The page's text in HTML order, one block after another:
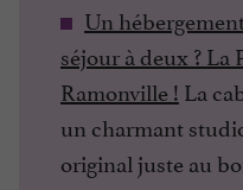
Un
séjour à deux ? La
Ramonville ! La
un charmant
original juste au